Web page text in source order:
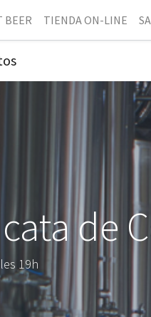
BEER TIENDA ON-LINE
de
19h